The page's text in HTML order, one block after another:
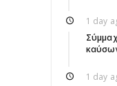
1 day
1 day